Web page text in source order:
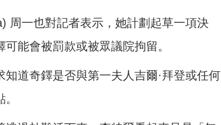
周一也對記者表示，她計劃起草一項決
能會被罰款或被眾議院拘留。
道奇鐸是否與第一夫人吉爾·拜登或任何